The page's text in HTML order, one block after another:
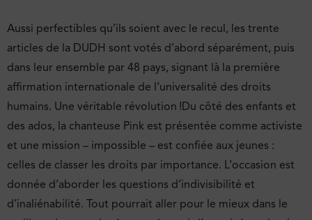
Aussi perfectibles qu’ils soient avec le recul, les trente
articles de la DUDH sont votés d’abord séparément, puis
dans leur ensemble par 48 pays, signant là la première
affirmation internationale de l’universalité des droits
humains. Une véritable révolution !Du côté des enfants et
des ados, la chanteuse Pink est présentée comme activiste
et une mission – impossible – est confiée aux jeunes :
celles de classer les droits par importance. L’occasion est
donnée d’aborder les questions d’indivisibilité et
d’inaliénabilité. Tout pourrait aller pour le mieux dans le